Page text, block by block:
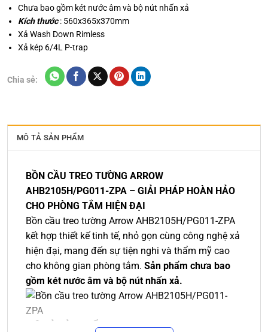
Chưa bao gồm két nước âm và bộ nút nhấn xả
Kích thước: 560x365x370mm
Xả Wash Down Rimless
Xả kép 6/4L P-trap
Chia sẻ:
MÔ TẢ SẢN PHẨM
BỒN CẦU TREO TƯỜNG ARROW
AHB2105H/PG011-ZPA – GIẢI PHÁP HOÀN HẢO
CHO PHÒNG TẮM HIỆN ĐẠI
Bồn cầu treo tường Arrow AHB2105H/PG011-ZPA
kết hợp thiết kế tinh tế, nhỏ gọn cùng công nghệ xả
hiện đại, mang đến sự tiện nghi và thẩm mỹ cao
cho không gian phòng tắm. Sản phẩm chưa bao
gồm két nước âm và bộ nút nhấn xả.
MÔ TẢ SẢN PHẨM